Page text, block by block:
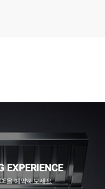
EXPERIENCE
을 예약해보세요.